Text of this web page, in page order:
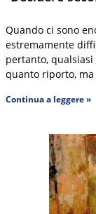
Quando ci sono
estremamente
pertanto,
quanto riporto, ma
Continua a leggere »